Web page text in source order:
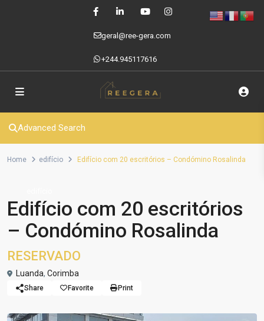
geral@ree-gera.com
+244.945117616
Advanced Search
Home edifício Edifício com 20 escritórios – Condómino Rosalinda
Edifício com 20 escritórios
– Condómino Rosalinda
RESERVADO
Luanda, Corimba
Share Favorite Print